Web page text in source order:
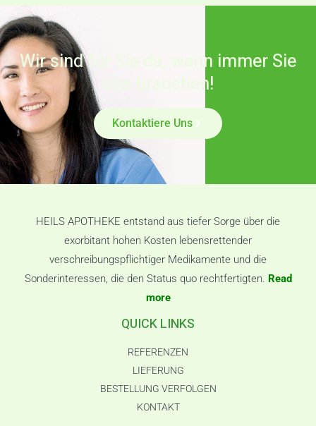
Wir sind für Sie da, wann immer Sie
uns brauchen!
Kontaktiere Uns
HEILS APOTHEKE entstand aus tiefer Sorge über die
exorbitant hohen Kosten lebensrettender
verschreibungspflichtiger Medikamente und die
Sonderinteressen, die den Status quo rechtfertigten. Read
more
QUICK LINKS
REFERENZEN
LIEFERUNG
BESTELLUNG VERFOLGEN
KONTAKT